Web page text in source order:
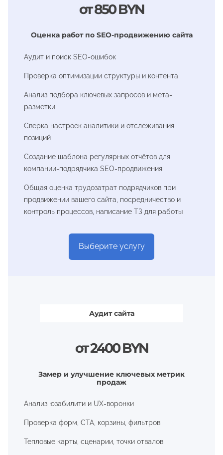
от 850 BYN
Оценка работ по SEO-продвижению сайта
Аудит и поиск SEO-ошибок
Проверка оптимизации структуры и контента
Анализ подбора ключевых запросов и мета-
разметки
Сверка настроек аналитики и отслеживания
позиций
Создание шаблона регулярных отчётов для
компании-подрядчика SEO-продвижения
Общая оценка трудозатрат подрядчиков при
продвижении вашего сайта, посредничество и
контроль процессов, написание ТЗ для работы
Выберите услугу
Аудит сайта
от 2400 BYN
Замер и улучшение ключевых метрик
продаж
Анализ юзабилити и UX-воронки
Проверка форм, CTA, корзины, фильтров
Тепловые карты, сценарии, точки отвалов